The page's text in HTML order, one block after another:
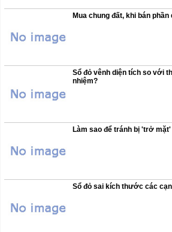
Mua chung đất, khi bán
Sổ đỏ vênh diện tích so với
nhiệm?
Làm sao để tránh bị 'trở
Sổ đỏ sai kích thước các